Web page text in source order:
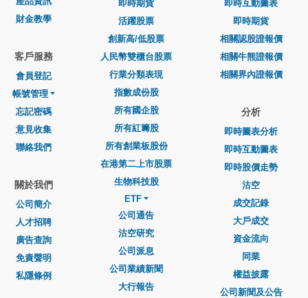
財金教學
客戶服務
會員登記
帳號管理
忘記密碼
意見收集
聯絡我們
關於我們
公司簡介
人才招聘
廣告查詢
免責聲明
私隱條例
即時期貨
活躍股票
創新高/低股票
人民幣雙櫃台股票
行業分類表現
指數成份股
所有國企股
所有紅籌股
所有創業板股份
在港第二上市股票
生物科技股
ETF
公司通告
沽空研究
公司派息
公司業績新聞
大行報告
即時互動圖表
即時期貨
相關認股證報價
相關牛熊證報價
相關界內證報價
分析
即時圖表分析
即時互動圖表
即時股價走勢
沽空
成交記錄
大戶成交
資金流向
同業
權益披露
公司新聞及公告